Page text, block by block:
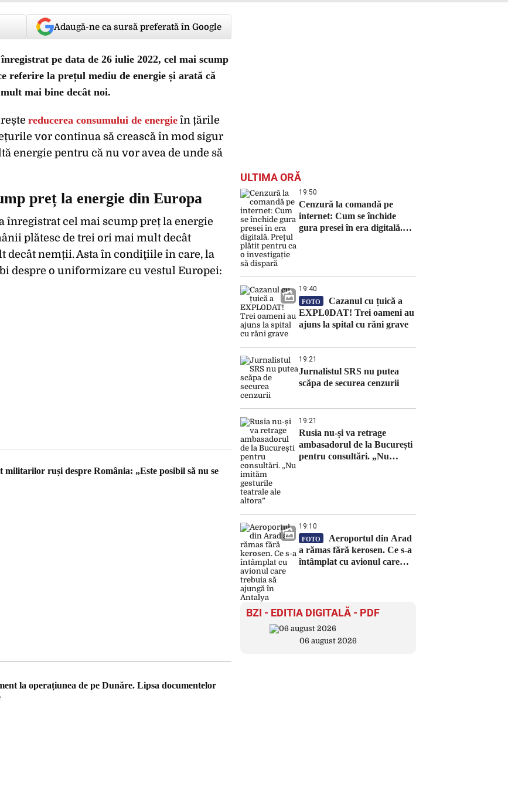
Adaugă-ne ca sursă preferată în Google
pe data de 26 iulie 2022, cel mai scump
referire la prețul mediu de energie și arată că
mai bine decât noi.
reducerea consumului de energie în țările
vor continua să crească în mod sigur
energie pentru că nu vor avea de unde să
preț la energie din Europa
înregistrat cel mai scump preț la energie
plătesc de trei ori mai mult decât
decât nemții. Asta în condiţiile în care, la
despre o uniformizare cu vestul Europei:
ruși despre România: „Este posibil să nu se
la operațiunea de pe Dunăre. Lipsa documentelor
ULTIMA ORĂ
19:50
Cenzură la comandă pe
internet: Cum se închide
gura presei în era digitală.
19:40
FOTO
Cazanul cu țuică a
EXPL0DAT! Trei oameni au
ajuns la spital cu răni grave
19:21
Jurnalistul SRS nu putea
scăpa de securea cenzurii
19:21
Rusia nu-și va retrage
ambasadorul de la București
pentru consultări. „Nu
19:10
FOTO
Aeroportul din Arad
a rămas fără kerosen. Ce s-a
întâmplat cu avionul care
BZI - EDITIA DIGITALĂ - PDF
06 august 2026